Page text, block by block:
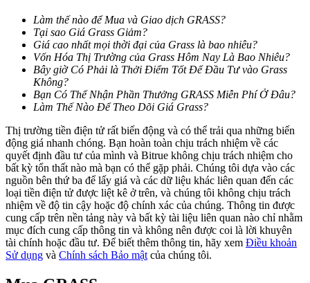
Khóa BTR
Đầu tư độc quyền cho người nắm giữ BTR
Khoản vay
Dịch vụ vay được hỗ trợ bằng tiền điện tử
Làm thế nào để Mua và Giao dịch GRASS?
Tại sao Giá Grass Giảm?
Giá cao nhất mọi thời đại của Grass là bao nhiêu?
Vốn Hóa Thị Trường của Grass Hôm Nay Là Bao Nhiêu?
Bây giờ Có Phải là Thởi Điểm Tốt Để Đầu Tư vào Grass
Không?
Bạn Có Thể Nhận Phần Thưởng GRASS Miễn Phí Ở Đâu?
Làm Thế Nào Để Theo Dõi Giá Grass?
Thị trường tiền điện tử rất biến động và có thể trải qua những biến
động giá nhanh chóng. Bạn hoàn toàn chịu trách nhiệm về các
quyết định đầu tư của mình và Bitrue không chịu trách nhiệm cho
bất kỳ tổn thất nào mà bạn có thể gặp phải. Chúng tôi dựa vào các
nguồn bên thứ ba để lấy giá và các dữ liệu khác liên quan đến các
loại tiền điện tử được liệt kê ở trên, và chúng tôi không chịu trách
nhiệm về độ tin cậy hoặc độ chính xác của chúng. Thông tin được
cung cấp trên nền tảng này và bất kỳ tài liệu liên quan nào chỉ nhằm
mục đích cung cấp thông tin và không nên được coi là lời khuyên
tài chính hoặc đầu tư. Để biết thêm thông tin, hãy xem Điều khoản
Sử dụng và Chính sách Bảo mật của chúng tôi.